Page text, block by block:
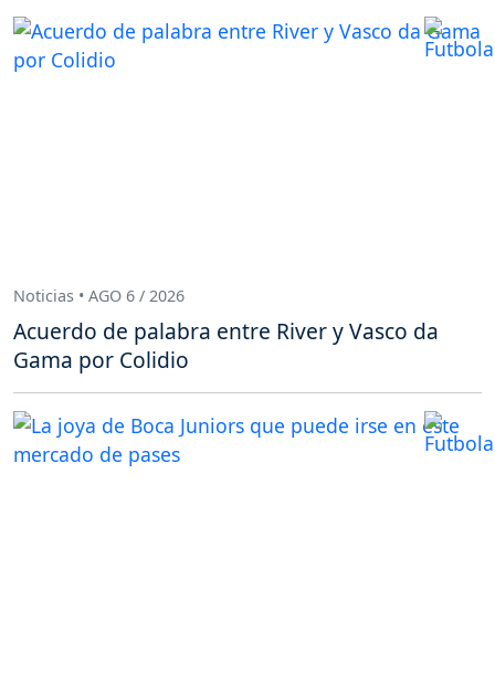
Noticias • AGO 6 / 2026
Acuerdo de palabra entre River y Vasco da
Gama por Colidio